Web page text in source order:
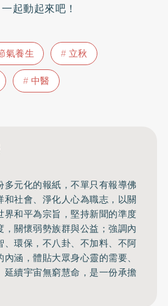
起動起來吧！
氣養生
立秋
中醫
多元化的報紙，不單只有報導佛
社會、淨化人心為職志，以關
界和平為宗旨，堅持新聞的準度
關懷弱勢族群與公益；強調內
、環保，不八卦、不加料、不阿
涵，體貼大眾身心靈的需要、
延續宇宙無窮慧命，是一份承擔